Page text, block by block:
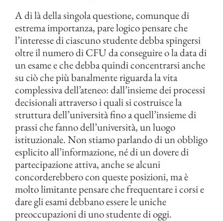
A di là della singola questione, comunque di
estrema importanza, pare logico pensare che
l’interesse di ciascuno studente debba spingersi
oltre il numero di CFU da conseguire o la data di
un esame e che debba quindi concentrarsi anche
su ciò che più banalmente riguarda la vita
complessiva dell’ateneo: dall’insieme dei processi
decisionali attraverso i quali si costruisce la
struttura dell’università fino a quell’insieme di
prassi che fanno dell’università, un luogo
istituzionale. Non stiamo parlando di un obbligo
esplicito all’informazione, né di un dovere di
partecipazione attiva, anche se alcuni
concorderebbero con queste posizioni, ma è
molto limitante pensare che frequentare i corsi e
dare gli esami debbano essere le uniche
preoccupazioni di uno studente di oggi.